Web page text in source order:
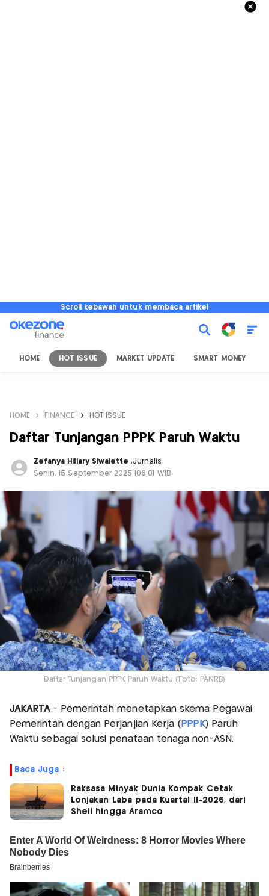
Scroll kebawah untuk membaca artikel
HOME HOT ISSUE MARKET UPDATE SMART MONEY
HOME FINANCE HOT ISSUE
Daftar Tunjangan PPPK Paruh Waktu
Zefanya Hillary Siwalette,Jurnalis
Senin, 15 September 2025 |06:01 WIB
Daftar Tunjangan PPPK Paruh Waktu (Foto: PANRB)
JAKARTA- Pemerintah menetapkan skema Pegawai
Pemerintah dengan Perjanjian Kerja ( PPPK) Paruh
Waktu sebagai solusi penataan tenaga non-ASN.
Baca Juga :
Raksasa Minyak Dunia Kompak Cetak
Lonjakan Laba pada Kuartal II-2026, dari
Shell hingga Aramco